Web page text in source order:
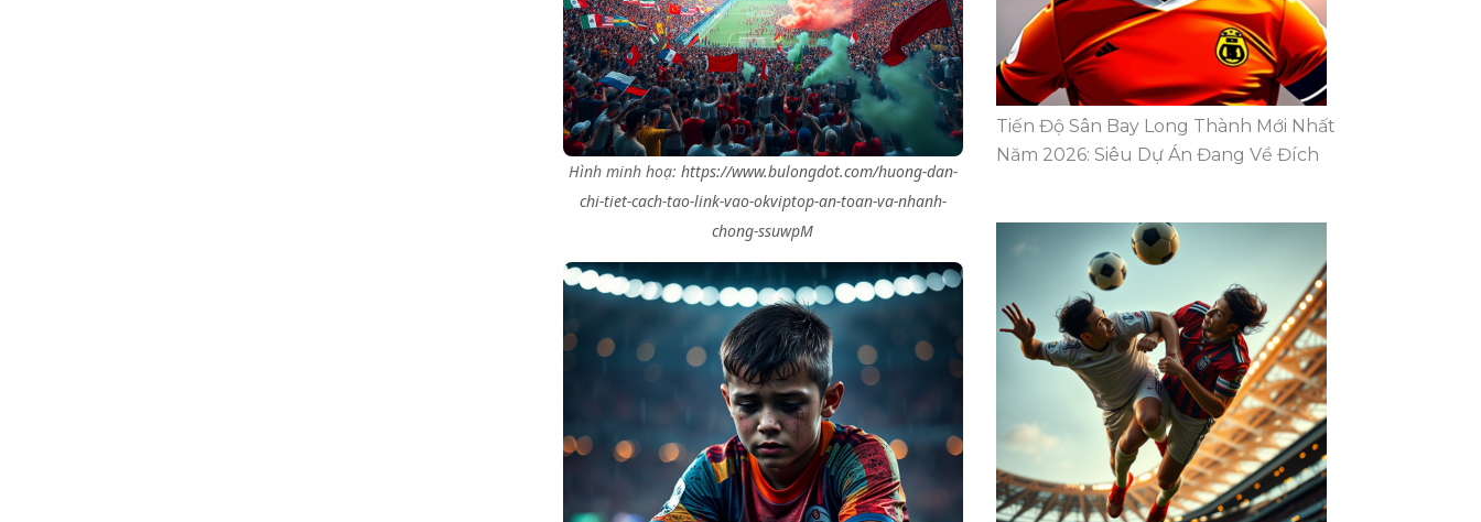
Hình minh hoạ: https://www.bulongdot.com/huong-dan-
chi-tiet-cach-tao-link-vao-okviptop-an-toan-va-nhanh-
chong-ssuwpM
Tiến Độ Sân Bay Long Thành Mới Nhất
Năm 2026: Siêu Dự Án Đang Về Đích